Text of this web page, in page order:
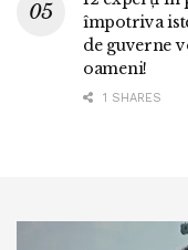
împotriva
de guverne
oameni!
1 SHARES